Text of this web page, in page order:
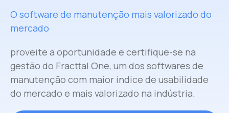
O software de manutenção mais valorizado do
mercado
proveite a oportunidade e certifique-se na
gestão do Fracttal One, um dos softwares de
manutenção com maior índice de usabilidade
do mercado e mais valorizado na indústria.